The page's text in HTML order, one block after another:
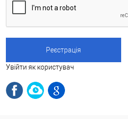
Увійти як користувач